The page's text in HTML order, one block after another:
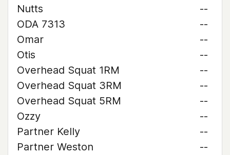
Nutts
--
ODA 7313
--
Omar
--
Otis
--
Overhead Squat 1RM
--
Overhead Squat 3RM
--
Overhead Squat 5RM
--
Ozzy
--
Partner Kelly
--
Partner Weston
--